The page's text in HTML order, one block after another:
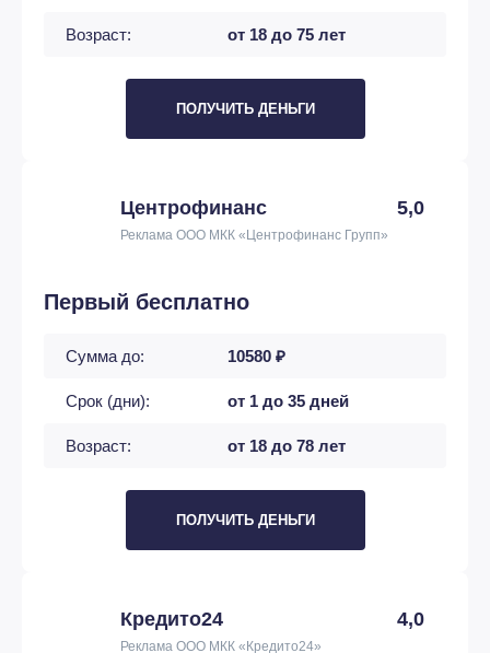
Возраст: от 18 до 75 лет
ПОЛУЧИТЬ ДЕНЬГИ
Центрофинанс 5,0
Реклама ООО МКК «Центрофинанс Групп»
Первый бесплатно
Сумма до: 10580 ₽
Срок (дни): от 1 до 35 дней
Возраст: от 18 до 78 лет
ПОЛУЧИТЬ ДЕНЬГИ
Кредито24 4,0
Реклама ООО МКК «Кредито24»